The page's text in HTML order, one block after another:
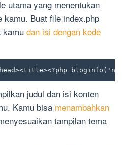
utama yang menentukan
kamu. Buat file index.php
kamu dan isi dengan kode
judul dan isi konten
Kamu bisa menambahkan
tampilan tema